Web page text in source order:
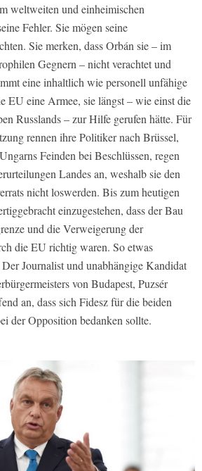
weltweiten und einheimischen
Fehler. Sie mögen seine
Sie merken, dass Orbán sie – im
Gegnern – nicht verachtet und
eine inhaltlich wie personell unfähige
EU eine Armee, sie längst – wie einst die
Russlands – zur Hilfe gerufen hätte. Für
rennen ihre Politiker nach Brüssel,
Feinden bei Beschlüssen, regen
Landes an, weshalb sie den
nicht loswerden. Bis zum heutigen
einzugestehen, dass der Bau
und die Verweigerung der
die EU richtig waren. So etwas
Journalist und unabhängige Kandidat
von Budapest, Puzsér
an, dass sich Fidesz für die beiden
der Opposition bedanken sollte.